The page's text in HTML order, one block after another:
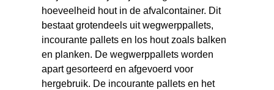
hoeveelheid hout in de afvalcontainer. Dit
bestaat grotendeels uit wegwerppallets,
incourante pallets en los hout zoals balken
en planken. De wegwerppallets worden
apart gesorteerd en afgevoerd voor
hergebruik. De incourante pallets en het